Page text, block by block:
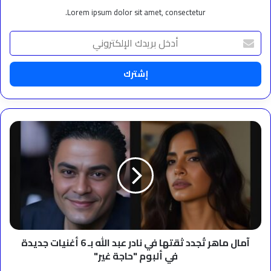
Lorem ipsum dolor sit amet, consectetur.
أدخل
بريدك
الإلكتروني
آمال
بـ
آمال ماهر تُجدد ثقتها في نادر عبد الله بـ 6 أغنيات جديدة
في ألبوم "حاجة غير"